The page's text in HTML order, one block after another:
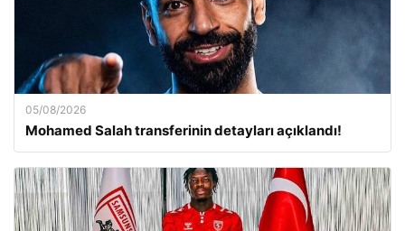
05/08/2026
Mohamed Salah transferinin detayları açıklandı!